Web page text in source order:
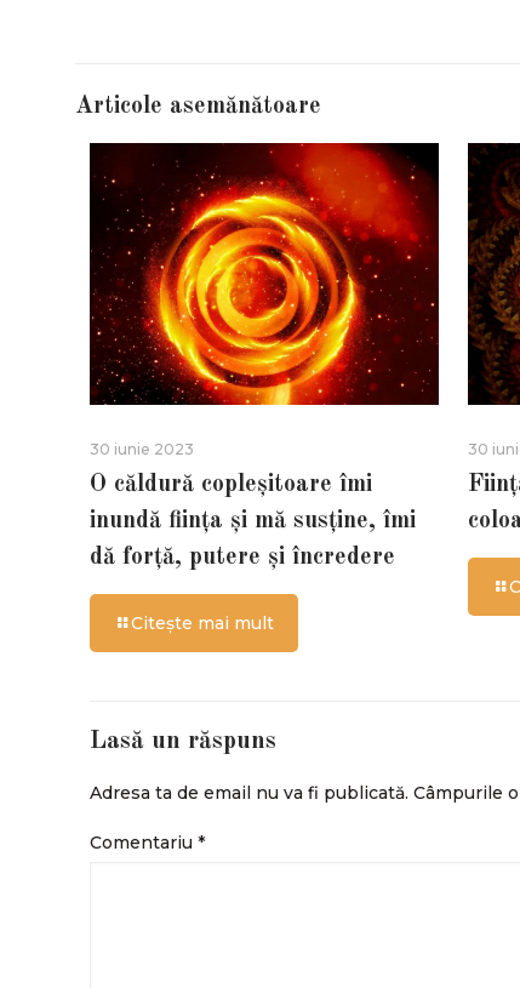
Articole asemănătoare
30 iunie 2023
O căldură copleșitoare îmi
inundă ființa și mă susține, îmi
dă forță, putere și încredere
Citește mai mult
30
Lasă un răspuns
Adresa ta de email nu va fi publicată. Câmpurile
Comentariu *